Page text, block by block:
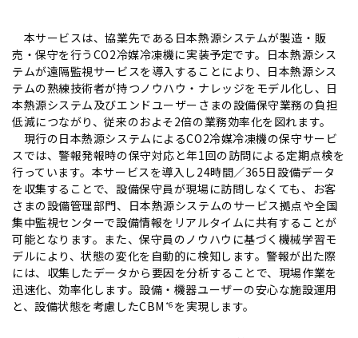
本サービスは、協業先である日本熱源システムが製造・販
売・保守を行うCO2冷媒冷凍機に実装予定です。日本熱源シス
テムが遠隔監視サービスを導入することにより、日本熱源シス
テムの熟練技術者が持つノウハウ・ナレッジをモデル化し、日
本熱源システム及びエンドユーザーさまの設備保守業務の負担
低減につながり、従来のおよそ2倍の業務効率化を図れます。
現行の日本熱源システムによるCO2冷媒冷凍機の保守サービ
スでは、警報発報時の保守対応と年1回の訪問による定期点検を
行っています。本サービスを導入し24時間／365日設備データ
を収集することで、設備保守員が現場に訪問しなくても、お客
さまの設備管理部門、日本熱源システムのサービス拠点や全国
集中監視センターで設備情報をリアルタイムに共有することが
可能となります。また、保守員のノウハウに基づく機械学習モ
デルにより、状態の変化を自動的に検知します。警報が出た際
には、収集したデータから要因を分析することで、現場作業を
迅速化、効率化します。設備・機器ユーザーの安心な施設運用
と、設備状態を考慮したCBM *6 を実現します。